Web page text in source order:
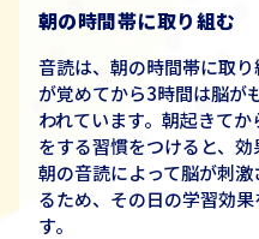
朝の時間帯に取り組む
音読は、朝の時間帯に取
が覚めてから3時間は脳が
われています。朝起きて
をする習慣をつけると、効
朝の音読によって脳が刺
るため、その日の学習効
す。